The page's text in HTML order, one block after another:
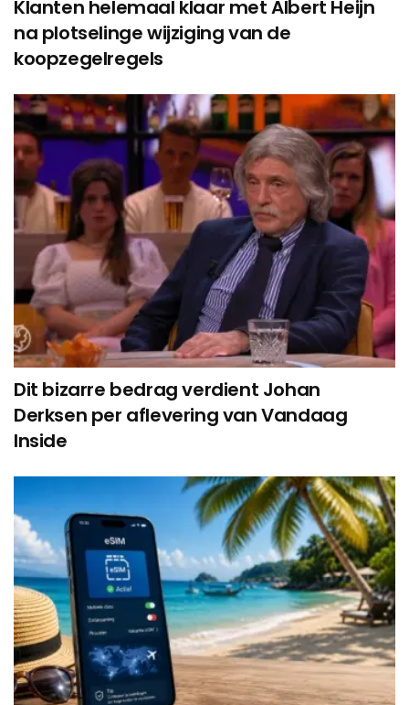
Klanten helemaal klaar met Albert Heijn
na plotselinge wijziging van de
koopzegelregels
Dit bizarre bedrag verdient Johan
Derksen per aflevering van Vandaag
Inside